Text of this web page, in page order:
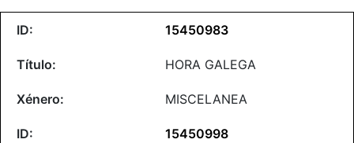
15450983
HORA GALEGA
MISCELANEA
15450998